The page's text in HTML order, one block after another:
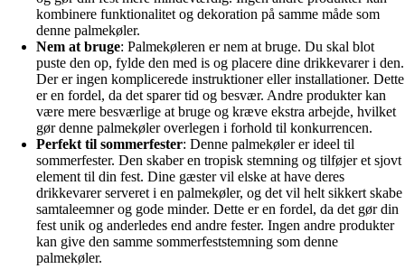
kombinere funktionalitet og dekoration på samme måde som
denne palmekøler.
Nem at bruge: Palmekøleren er nem at bruge. Du skal blot
puste den op, fylde den med is og placere dine drikkevarer i den.
Der er ingen komplicerede instruktioner eller installationer. Dette
er en fordel, da det sparer tid og besvær. Andre produkter kan
være mere besværlige at bruge og kræve ekstra arbejde, hvilket
gør denne palmekøler overlegen i forhold til konkurrencen.
Perfekt til sommerfester: Denne palmekøler er ideel til
sommerfester. Den skaber en tropisk stemning og tilføjer et sjovt
element til din fest. Dine gæster vil elske at have deres
drikkevarer serveret i en palmekøler, og det vil helt sikkert skabe
samtaleemner og gode minder. Dette er en fordel, da det gør din
fest unik og anderledes end andre fester. Ingen andre produkter
kan give den samme sommerfeststemning som denne
palmekøler.